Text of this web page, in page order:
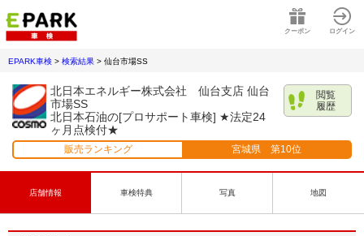
クーポン ログイン
EPARK車検 > 検索結果 > 仙台市場SS
北日本エネルギー株式会社 仙台支店 仙台
市場SS
北日本石油の[プロサポート車検] ★法定24
ヶ月点検付★
閲覧
履歴
販売ランキング 宮城県第10位
店舗情報 車検特典 写真 地図